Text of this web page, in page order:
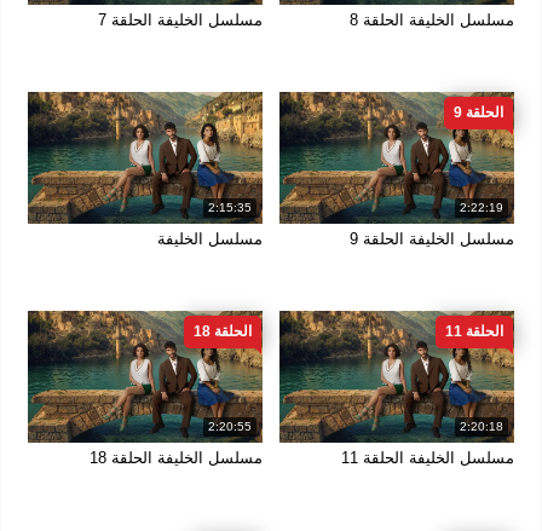
مسلسل الخليفة الحلقة 8 مسلسل الخليفة الحلقة 7
2:22:19
الحلقة 9
مسلسل الخليفة الحلقة 9
2:15:35
مسلسل الخليفة
2:20:18
الحلقة 11
مسلسل الخليفة الحلقة 11
2:20:55
الحلقة 18
مسلسل الخليفة الحلقة 18